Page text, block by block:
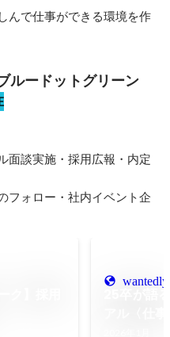
んで仕事ができる環境を作
ルードットグリーン
面談実施・採用広報・内定
フォロー・社内イベント企